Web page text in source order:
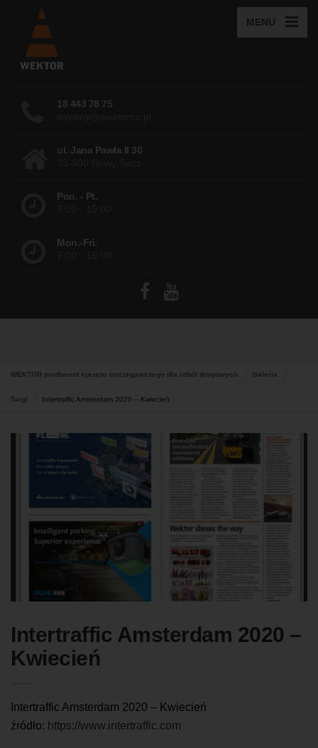
MENU
18 443 78 75
ul. Jana Pawła II 30
Pon. - Pt.
Mon.-Fri.
WEKTOR producent sprzętu ostrzegawczego dla robót drogowych Galeria
Targi Intertraffic Amsterdam 2020 – Kwiecień
Intertraffic Amsterdam 2020 –
Kwiecień
Intertraffic Amsterdam 2020 – Kwiecień
źródło: https://www.intertraffic.com